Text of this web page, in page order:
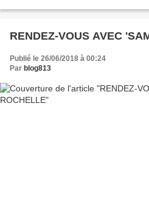
RENDEZ-VOUS AVEC
Publié le 26/06/2018 à 00:24
Par blog813